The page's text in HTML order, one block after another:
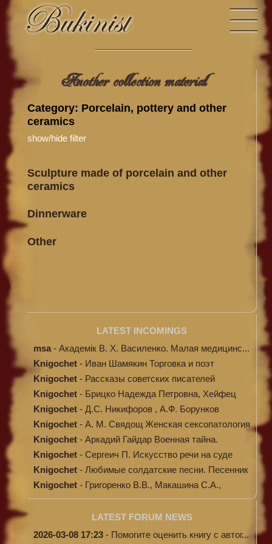
Another collection material
Category: Porcelain, pottery and other
ceramics
show/hide filter
Sculpture made ​​of porcelain and other
ceramics
Dinnerware
Other
LATEST INCOMINGS
msa - Академік В. Х. Василенко. Малая медицинс...
Knigochet - Иван Шамякин Торговка и поэт
Knigochet - Рассказы советских писателей
Knigochet - Брицко Надежда Петровна, Хейфец
Аркадий ...
Knigochet - Д.С. Никифоров , А.Ф. Борунков
Дипломати...
Knigochet - А. М. Свядощ Женская сексопатология
Knigochet - Аркадий Гайдар Военная тайна.
Судьба бар...
Knigochet - Сергеич П. Искусство речи на суде
Knigochet - Любимые солдатские песни. Песенник
(с н...
Knigochet - Григоренко В.В., Макашина С.А.,
Машински...
LATEST FORUM NEWS
2026-03-08 17:23 - Помогите оценить книгу с автог...